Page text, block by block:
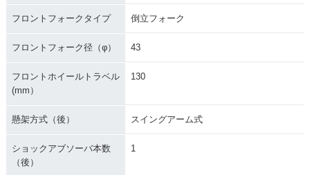
フロントフォークタイプ 倒立フォーク
フロントフォーク径（φ） 43
フロントホイールトラベル
(mm）
130
懸架方式（後） スイングアーム式
ショックアブソーバ本数
（後）
1